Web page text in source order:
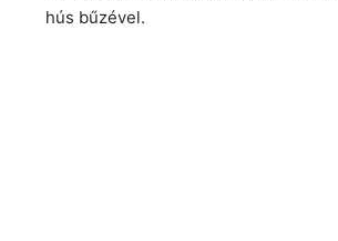
hús bűzével.